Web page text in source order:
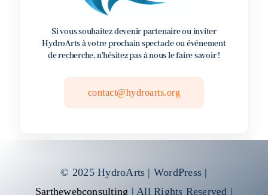
Si vous souhaitez devenir partenaire ou inviter
HydroArts à votre prochain spectacle ou événement
de recherche, n'hésitez pas à nous le faire savoir !
contact@hydroarts.org
© 2025 HydroArts | WordPress |
Sarthewebconsulting | All Rights Reserved |